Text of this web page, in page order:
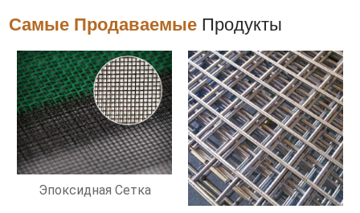
Самые Продаваемые Продукты
Эпоксидная Сетка